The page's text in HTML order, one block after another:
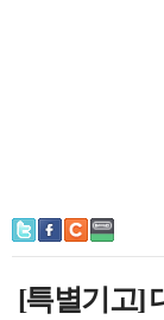
[특별기고]